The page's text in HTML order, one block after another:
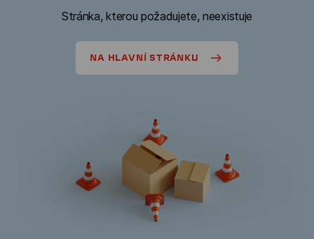
Stránka, kterou požadujete, neexistuje
NA HLAVNÍ STRÁNKU